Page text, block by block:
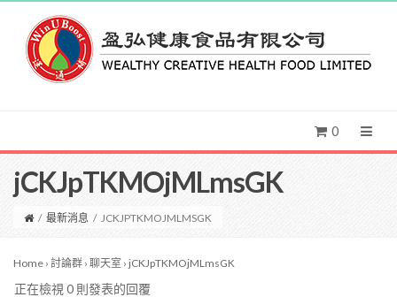
0
jCKJpTKMOjMLmsGK
/ 最新消息 / JCKJPTKMOJMLMSGK
Home › 討論群 › 聊天室 › jCKJpTKMOjMLmsGK
正在檢視 0 則發表的回覆